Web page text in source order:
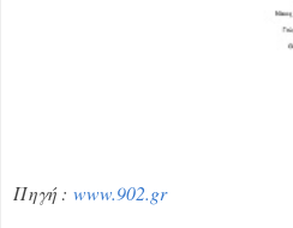
Πηγή : www.902.gr